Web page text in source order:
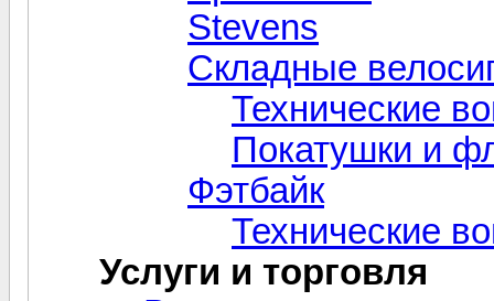
Stevens
Складные
Технические
Покатушки и
Фэтбайк
Технические
Услуги и торговля